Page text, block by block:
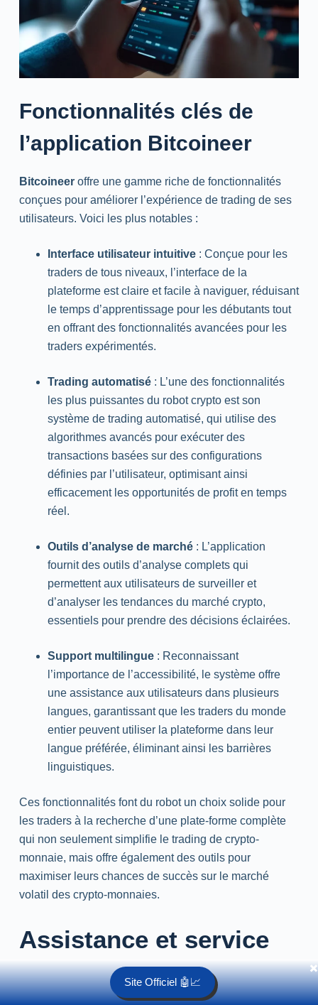
Site Officiel 🤖📈
✖️
Fonctionnalités clés de
l’application Bitcoineer
Bitcoineeroffre une gamme riche de fonctionnalités
conçues pour améliorer l’expérience de trading de ses
utilisateurs. Voici les plus notables :
Interface utilisateur intuitive: Conçue pour les
traders de tous niveaux, l’interface de la
plateforme est claire et facile à naviguer, réduisant
le temps d’apprentissage pour les débutants tout
en offrant des fonctionnalités avancées pour les
traders expérimentés.
Trading automatisé: L’une des fonctionnalités
les plus puissantes du robot crypto est son
système de trading automatisé, qui utilise des
algorithmes avancés pour exécuter des
transactions basées sur des configurations
définies par l’utilisateur, optimisant ainsi
efficacement les opportunités de profit en temps
réel.
Outils d’analyse de marché: L’application
fournit des outils d’analyse complets qui
permettent aux utilisateurs de surveiller et
d’analyser les tendances du marché crypto,
essentiels pour prendre des décisions éclairées.
Support multilingue: Reconnaissant
l’importance de l’accessibilité, le système offre
une assistance aux utilisateurs dans plusieurs
langues, garantissant que les traders du monde
entier peuvent utiliser la plateforme dans leur
langue préférée, éliminant ainsi les barrières
linguistiques.
Ces fonctionnalités font du robot un choix solide pour
les traders à la recherche d’une plate-forme complète
qui non seulement simplifie le trading de crypto-
monnaie, mais offre également des outils pour
maximiser leurs chances de succès sur le marché
volatil des crypto-monnaies.
Assistance et service
client